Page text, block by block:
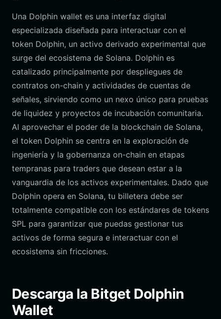
Una Dolphin wallet es una interfaz digital
especializada diseñada para interactuar con el
token Dolphin, un activo derivado experimental que
surge del ecosistema de Solana. Dolphin es
catalizado principalmente por despliegues de
contratos on-chain y actividades de cuentas de
señales, sirviendo como un nexo único para pruebas
de liquidez y proyectos de incubación comunitaria.
Al aprovechar el poder de la blockchain de Solana,
el token Dolphin se centra en la exploración de
ingeniería y la gobernanza on-chain en etapas
tempranas para traders que desean estar a la
vanguardia de los activos experimentales. Dado que
Dolphin opera en Solana, tu billetera debe ser
totalmente compatible con los estándares de tokens
SPL para garantizar que puedas gestionar tus
activos de forma segura e interactuar con el
ecosistema sin fricciones.
Descarga la Bitget Dolphin
Wallet